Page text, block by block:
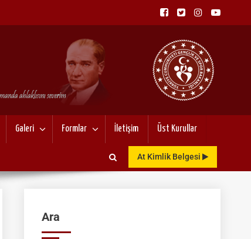
Galeri Formlar İletişim Üst Kurullar
At Kimlik Belgesi
Ara